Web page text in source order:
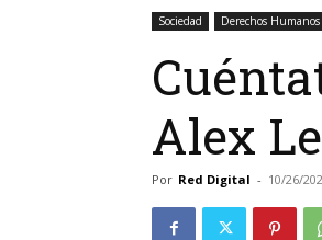
Sociedad Derechos Humanos
Alex
Por Red Digital - 10/26/